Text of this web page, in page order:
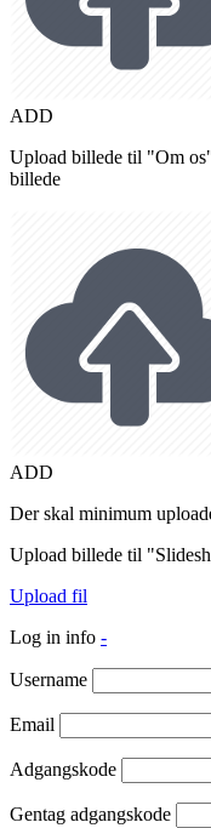
ADD
Upload billede til "Om
billede
ADD
Der skal minimum
Upload billede til
Upload fil
Log in info -
Username
Email
Adgangskode
Gentag adgangskode